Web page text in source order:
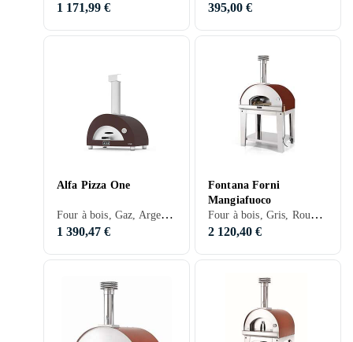
1 171,99 €
395,00 €
Alfa Pizza One
Four à bois, Gaz, Argent, Gris, Rouge
1 390,47 €
Fontana Forni
Mangiafuoco
Four à bois, Gris, Rouge, Inox
2 120,40 €